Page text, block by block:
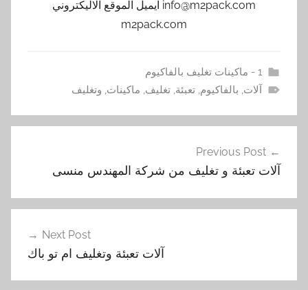
info@m2pack.com ايميل الموقع الاليكتروني
m2pack.com
1 - ماكينات تغليف بالفاكيوم
آلات, بالفاكيوم,تعبئة,تغليف, ماكينات, وتغليف
المقالات
Previous Post
آلات تعبئة و تغليف من شركة المهندس منسى
Next Post
آلات تعبئة وتغليف ام تو باك